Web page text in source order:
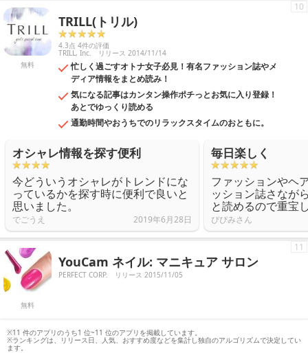
無料
TRILL(トリル)
4.3点 4件の評価
TRILL, Inc. リリース 2014/11/14
忙しく過ごすオトナ女子必見！有名ファッション誌やメ
ディア情報をまとめ読み！
気になる記事はカンタン操作ポチっとお気に入り登録！
あとでゆっくり読める
通勤時間やおうちでのリラックスタイムのおともに。
10
オシャレ情報を探す便利
今どういうオシャレがトレンドにな
っているかを探す時に便利で良いと
思いました。
でごうえ 2019年6月28日
毎日楽しく
ファッションやヘ
ッション誌さなが
と読めるので重宝
ぴぴみさん
無料
YouCam ネイル: マニキュア サロン
PERFECT CORP. リリース 2015/11/05
11
※11 件のアプリのうち1 位~11 位のアプリを掲載しています。
※ランキングは、リリース日、人気、おすすめ度などを集計し独自のアルゴリズムで決定してい
ます。